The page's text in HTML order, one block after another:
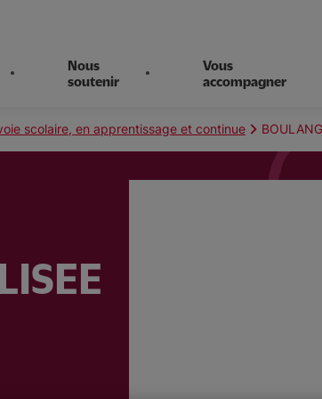
Nous
soutenir
Vous
accompagner
scolaire, en apprentissage et continue